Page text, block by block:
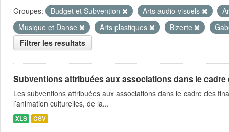
Groupes: Budget et Subvention Arts audio-visuels
Musique et Danse
Arts plastiques Bizerte
Filtrer les resultats
Subventions attribuées aux associations dans le
Les subventions attribuées aux associations dans le cadre des
l’animation culturelles, de la...
XLS CSV